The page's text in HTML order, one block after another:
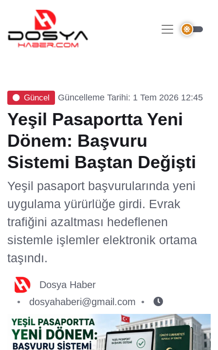
Güncel Güncelleme Tarihi: 1 Tem 2026 12:45
Yeşil Pasaportta Yeni
Dönem: Başvuru
Sistemi Baştan Değişti
Yeşil pasaport başvurularında yeni
uygulama yürürlüğe girdi. Evrak
trafiğini azaltması hedeflenen
sistemle işlemler elektronik ortama
taşındı.
Dosya Haber
dosyahaberi@gmail.com